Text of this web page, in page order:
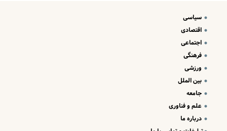
سیاسی
اقتصادی
اجتماعی
فرهنگی
ورزشی
بین الملل
جامعه
علم و فناوری
درباره ما